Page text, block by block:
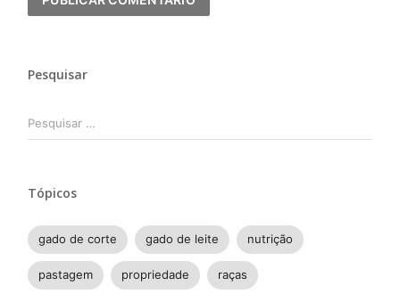
Pesquisar
por:
Tópicos
gado de corte gado de leite nutrição
pastagem propriedade raças